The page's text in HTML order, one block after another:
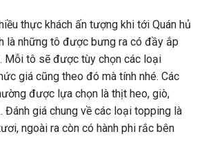
thực khách ấn tượng khi tới Quán hủ
là những tô được bưng ra có đầy ắp
Mỗi tô sẽ được tùy chọn các loại
giá cũng theo đó mà tính nhé. Các
được lựa chọn là thịt heo, giò,
Đánh giá chung về các loại topping là
ngoài ra còn có hành phi rắc bên